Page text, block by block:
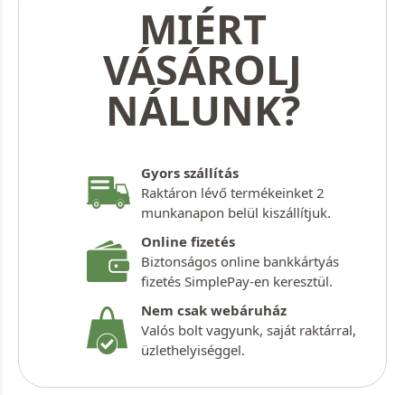
MIÉRT
VÁSÁROLJ
NÁLUNK?
Gyors szállítás
Raktáron lévő termékeinket 2
munkanapon belül kiszállítjuk.
Online fizetés
Biztonságos online bankkártyás
fizetés SimplePay-en keresztül.
Nem csak webáruház
Valós bolt vagyunk, saját raktárral,
üzlethelyiséggel.